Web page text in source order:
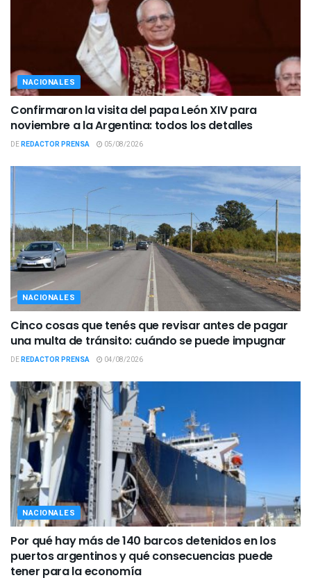
NACIONALES
Confirmaron la visita del papa León XIV para
noviembre a la Argentina: todos los detalles
DEREDACTOR PRENSA 05/08/2026
NACIONALES
Cinco cosas que tenés que revisar antes de pagar
una multa de tránsito: cuándo se puede impugnar
DEREDACTOR PRENSA 04/08/2026
NACIONALES
Por qué hay más de 140 barcos detenidos en los
puertos argentinos y qué consecuencias puede
tener para la economía